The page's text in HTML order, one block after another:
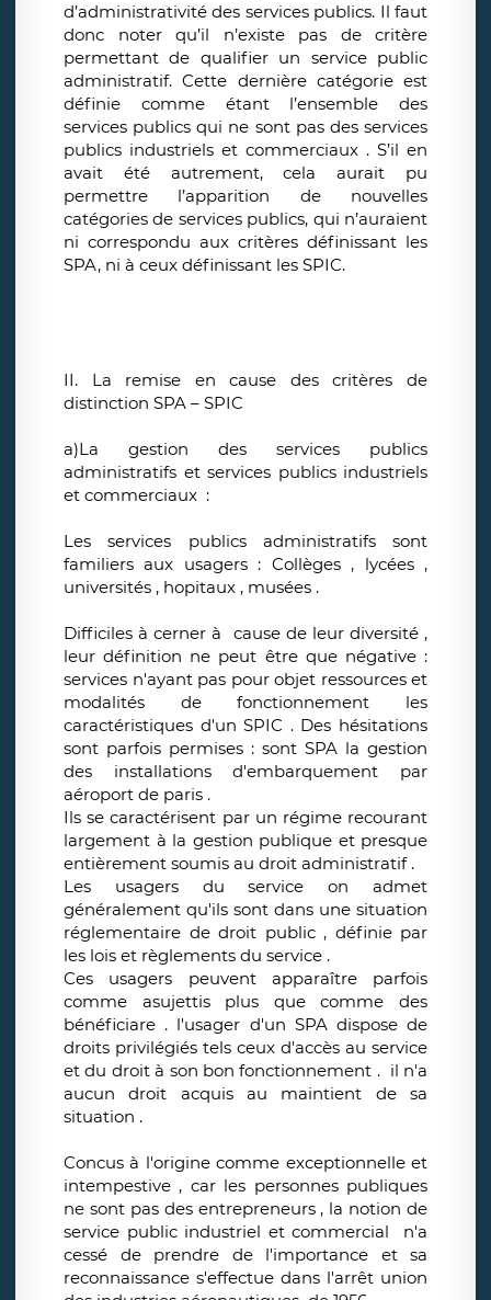
d’administrativité des services publics. Il faut
donc noter qu’il n’existe pas de critère
permettant de qualifier un service public
administratif. Cette dernière catégorie est
définie comme étant l’ensemble des
services publics qui ne sont pas des services
publics industriels et commerciaux . S’il en
avait été autrement, cela aurait pu
permettre l’apparition de nouvelles
catégories de services publics, qui n’auraient
ni correspondu aux critères définissant les
SPA, ni à ceux définissant les SPIC.
II. La remise en cause des critères de
distinction SPA – SPIC
a)La gestion des services publics
administratifs et services publics industriels
et commerciaux :
Les services publics administratifs sont
familiers aux usagers : Collèges , lycées ,
universités , hopitaux , musées .
Difficiles à cerner à cause de leur diversité ,
leur définition ne peut être que négative :
services n'ayant pas pour objet ressources et
modalités de fonctionnement les
caractéristiques d'un SPIC . Des hésitations
sont parfois permises : sont SPA la gestion
des installations d'embarquement par
aéroport de paris .
Ils se caractérisent par un régime recourant
largement à la gestion publique et presque
entièrement soumis au droit administratif .
Les usagers du service on admet
généralement qu'ils sont dans une situation
réglementaire de droit public , définie par
les lois et règlements du service .
Ces usagers peuvent apparaître parfois
comme asujettis plus que comme des
bénéficiare . l'usager d'un SPA dispose de
droits privilégiés tels ceux d'accès au service
et du droit à son bon fonctionnement . il n'a
aucun droit acquis au maintient de sa
situation .
Concus à l'origine comme exceptionnelle et
intempestive , car les personnes publiques
ne sont pas des entrepreneurs , la notion de
service public industriel et commercial n'a
cessé de prendre de l'importance et sa
reconnaissance s'effectue dans l'arrêt union